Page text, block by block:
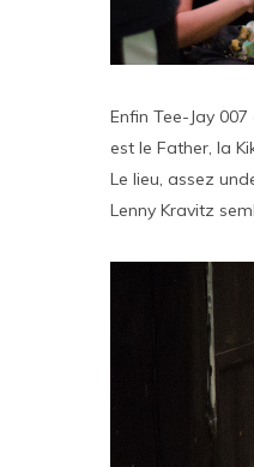
Enfin Tee-Jay
est le Father, la
Le lieu, assez
Lenny Kravitz